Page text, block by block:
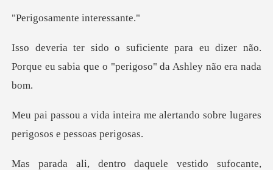
mente int
a eu dizer não.
Porque eu sabia que o
me alertando sobre lugares
p
cante,